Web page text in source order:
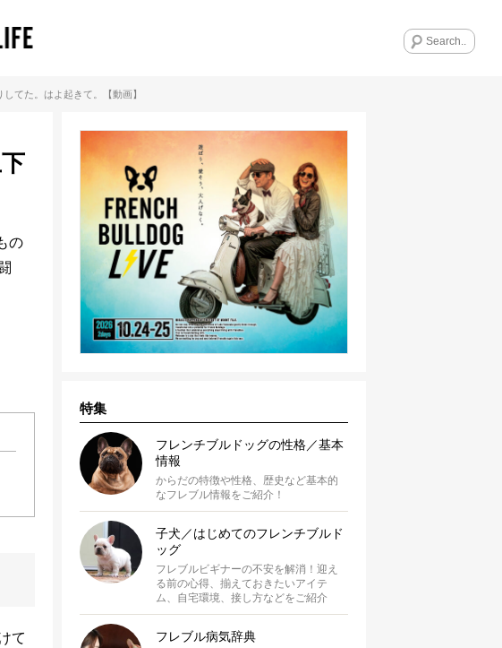
てた。はよ起きて。【動画】
の
て
特集
フレンチブルドッグの性格／基本
情報
からだの特徴や性格、歴史など基本的
なフレブル情報をご紹介！
子犬／はじめてのフレンチブルド
ッグ
フレブルビギナーの不安を解消！迎え
る前の心得、揃えておきたいアイテ
ム、自宅環境、接し方などをご紹介
フレブル病気辞典